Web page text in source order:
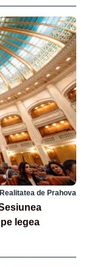
Realitatea de Prahova
legea